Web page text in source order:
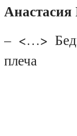
– <…>
плеча